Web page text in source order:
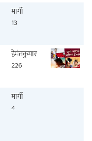
मार्गी
13
हेमंतकुमार
226
मार्गी
4